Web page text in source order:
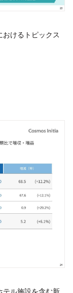
けるトピックス
テル施設を含む新